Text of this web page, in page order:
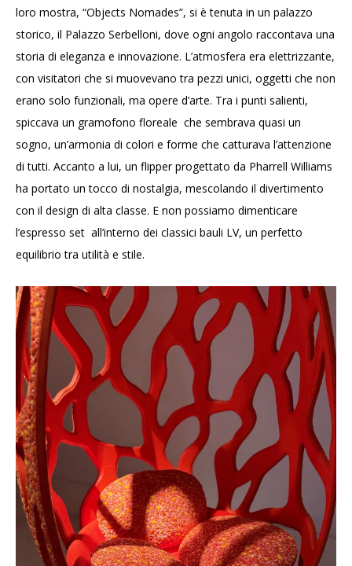
loro mostra, “Objects Nomades”, si è tenuta in un palazzo
storico, il Palazzo Serbelloni, dove ogni angolo raccontava una
storia di eleganza e innovazione. L’atmosfera era elettrizzante,
con visitatori che si muovevano tra pezzi unici, oggetti che non
erano solo funzionali, ma opere d’arte. Tra i punti salienti,
spiccava un gramofono floreale che sembrava quasi un
sogno, un’armonia di colori e forme che catturava l’attenzione
di tutti. Accanto a lui, un flipper progettato da Pharrell Williams
ha portato un tocco di nostalgia, mescolando il divertimento
con il design di alta classe. E non possiamo dimenticare
l’espresso set all’interno dei classici bauli LV, un perfetto
equilibrio tra utilità e stile.